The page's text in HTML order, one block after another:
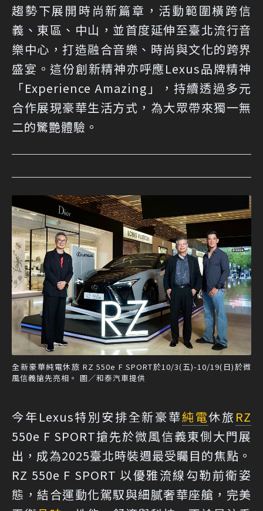
趨勢下展開時尚新篇章，活動範圍橫跨信
義、東區、中山，並首度延伸至臺北流行音
樂中心，打造融合音樂、時尚與文化的跨界
盛宴。這份創新精神亦呼應Lexus品牌精神
「Experience Amazing」，持續透過多元
合作展現豪華生活方式，為大眾帶來獨一無
二的驚艷體驗。
全新豪華純電休旅 RZ 550e F SPORT於10/3(五)-10/19(日)於微
風信義搶先亮相。 圖／和泰汽車提供
今年Lexus特別安排全新豪華純電休旅 RZ
550e F SPORT搶先於微風信義東側大門展
出，成為2025臺北時裝週最受矚目的焦點。
RZ 550e F SPORT 以優雅流線勾勒前衛姿
態，結合運動化駕馭與細膩奢華座艙，完美